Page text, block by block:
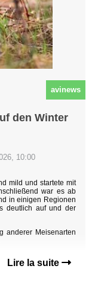
avinews
den Winter
10:00
mild und startete mit
war es ab
in einigen Regionen
deutlich auf und der
anderer Meisenarten
Lire la suite